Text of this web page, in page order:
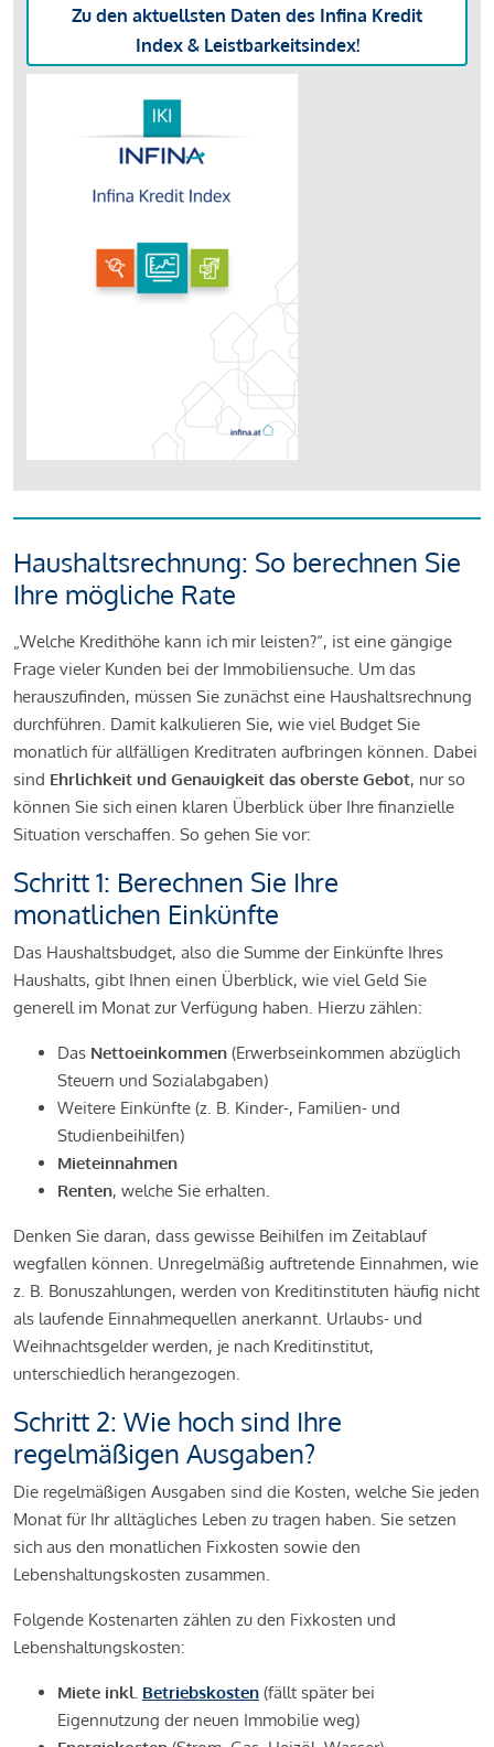
Zu den aktuellsten Daten des Infina Kredit
Index & Leistbarkeitsindex!
Haushaltsrechnung: So berechnen Sie
Ihre mögliche Rate
„Welche Kredithöhe kann ich mir leisten?“, ist eine gängige
Frage vieler Kunden bei der Immobiliensuche. Um das
herauszufinden, müssen Sie zunächst eine Haushaltsrechnung
durchführen. Damit kalkulieren Sie, wie viel Budget Sie
monatlich für allfälligen Kreditraten aufbringen können. Dabei
sind Ehrlichkeit und Genauigkeit das oberste Gebot, nur so
können Sie sich einen klaren Überblick über Ihre finanzielle
Situation verschaffen. So gehen Sie vor:
Schritt 1: Berechnen Sie Ihre
monatlichen Einkünfte
Das Haushaltsbudget, also die Summe der Einkünfte Ihres
Haushalts, gibt Ihnen einen Überblick, wie viel Geld Sie
generell im Monat zur Verfügung haben. Hierzu zählen:
Das Nettoeinkommen (Erwerbseinkommen abzüglich
Steuern und Sozialabgaben)
Weitere Einkünfte (z. B. Kinder-, Familien- und
Studienbeihilfen)
Mieteinnahmen
Renten, welche Sie erhalten.
Denken Sie daran, dass gewisse Beihilfen im Zeitablauf
wegfallen können. Unregelmäßig auftretende Einnahmen, wie
z. B. Bonuszahlungen, werden von Kreditinstituten häufig nicht
als laufende Einnahmequellen anerkannt. Urlaubs- und
Weihnachtsgelder werden, je nach Kreditinstitut,
unterschiedlich herangezogen.
Schritt 2: Wie hoch sind Ihre
regelmäßigen Ausgaben?
Die regelmäßigen Ausgaben sind die Kosten, welche Sie jeden
Monat für Ihr alltägliches Leben zu tragen haben. Sie setzen
sich aus den monatlichen Fixkosten sowie den
Lebenshaltungskosten zusammen.
Folgende Kostenarten zählen zu den Fixkosten und
Lebenshaltungskosten:
Miete inkl. Betriebskosten (fällt später bei
Eigennutzung der neuen Immobilie weg)